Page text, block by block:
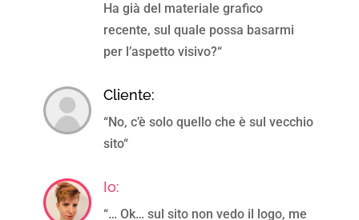
Ha già del materiale grafico
recente, sul quale possa basarmi
per l’aspetto visivo?“
Cliente:
“No, c’è solo quello che è sul vecchio
sito“
Io:
“… Ok… sul sito non vedo il logo, me